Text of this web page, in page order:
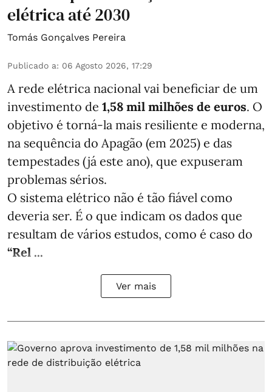
elétrica até 2030
Tomás Gonçalves Pereira
Publicado a: 06 Agosto 2026, 17:29
A rede elétrica nacional vai beneficiar de um
investimento de 1,58 mil milhões de euros. O
objetivo é torná-la mais resiliente e moderna,
na sequência do Apagão (em 2025) e das
tempestades (já este ano), que expuseram
problemas sérios.
O sistema elétrico não é tão fiável como
deveria ser. É o que indicam os dados que
resultam de vários estudos, como é caso do
“Rel ...
Ver mais